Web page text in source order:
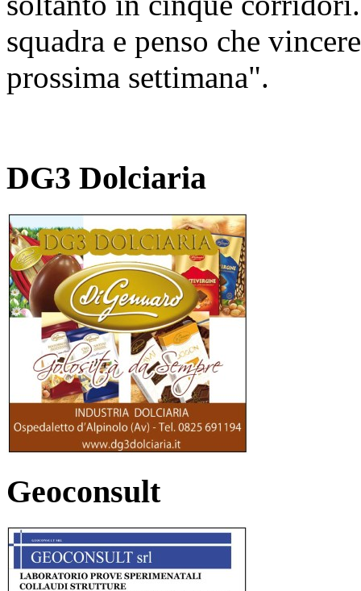
squadra e penso che
prossima settimana".
DG3 Dolciaria
Geoconsult